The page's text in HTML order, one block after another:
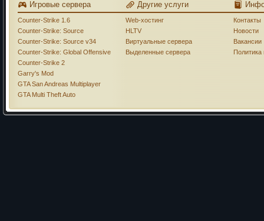
Игровые сервера
Counter-Strike 1.6
Counter-Strike: Source
Counter-Strike: Source v34
Counter-Strike: Global Offensive
Counter-Strike 2
Garry's Mod
GTA San Andreas Multiplayer
GTA Multi Theft Auto
Другие услуги
Web-хостинг
HLTV
Виртуальные сервера
Выделенные сервера
Контакты
Новости
Вакансии
Политика